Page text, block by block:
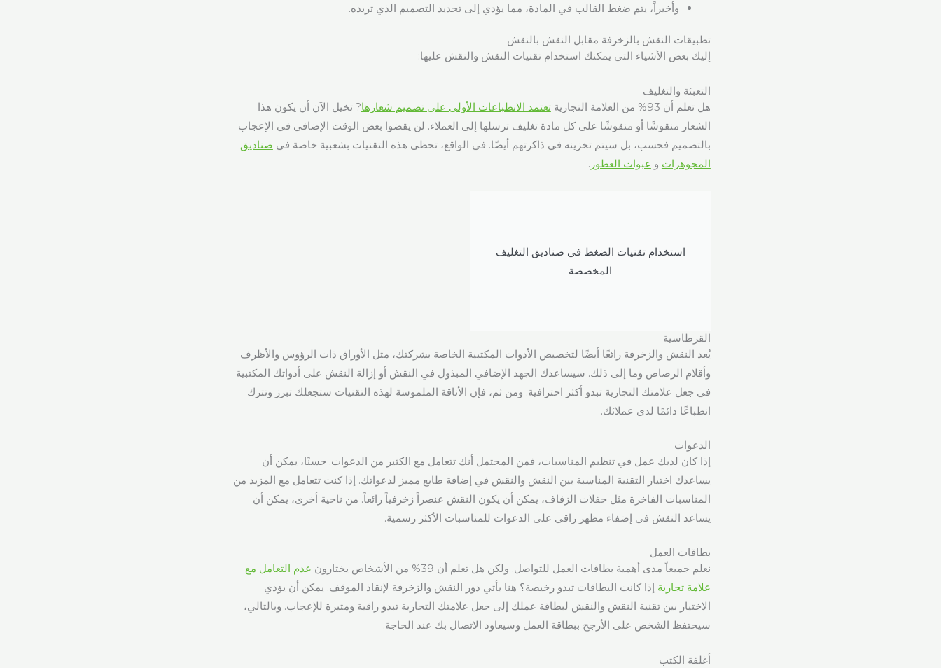
وأخيراً، يتم ضغط القالب في المادة، مما يؤدي إلى تحديد التصميم الذي تريده.
تطبيقات النقش بالزخرفة مقابل النقش بالنقش
إليك بعض الأشياء التي يمكنك استخدام تقنيات النقش والنقش عليها:
التعبئة والتغليف
هل تعلم أن 93% من العلامة التجارية
تعتمد الانطباعات الأولى على تصميم شعارها? تخيل الآن أن يكون هذا
الشعار منقوشًا أو منقوشًا على كل مادة تغليف ترسلها إلى العملاء. لن يقضوا بعض الوقت الإضافي في الإعجاب
بالتصميم فحسب، بل سيتم تخزينه في ذاكرتهم أيضًا. في الواقع، تحظى هذه التقنيات بشعبية خاصة في صناديق
المجوهرات و عبوات العطور .
استخدام تقنيات الضغط في صناديق التغليف
المخصصة
القرطاسية
يُعد النقش والزخرفة رائعًا أيضًا لتخصيص الأدوات المكتبية الخاصة بشركتك، مثل الأوراق ذات الرؤوس والأظرف
وأقلام الرصاص وما إلى ذلك. سيساعدك الجهد الإضافي المبذول في النقش أو إزالة النقش على أدواتك المكتبية
في جعل علامتك التجارية تبدو أكثر احترافية. ومن ثم، فإن الأناقة الملموسة لهذه التقنيات ستجعلك تبرز وتترك
انطباعًا دائمًا لدى عملائك.
الدعوات
إذا كان لديك عمل في تنظيم المناسبات، فمن المحتمل أنك تتعامل مع الكثير من الدعوات. حسنًا، يمكن أن
يساعدك اختيار التقنية المناسبة بين النقش والنقش في إضافة طابع مميز لدعواتك. إذا كنت تتعامل مع المزيد من
المناسبات الفاخرة مثل حفلات الزفاف، يمكن أن يكون النقش عنصراً زخرفياً رائعاً. من ناحية أخرى، يمكن أن
يساعد النقش في إضفاء مظهر راقي على الدعوات للمناسبات الأكثر رسمية.
بطاقات العمل
نعلم جميعاً مدى أهمية بطاقات العمل للتواصل. ولكن هل تعلم أن 39% من الأشخاص يختارون
عدم التعامل مع
علامة تجارية إذا كانت البطاقات تبدو رخيصة؟ هنا يأتي دور النقش والزخرفة لإنقاذ الموقف. يمكن أن يؤدي
الاختيار بين تقنية النقش والنقش لبطاقة عملك إلى جعل علامتك التجارية تبدو راقية ومثيرة للإعجاب. وبالتالي،
سيحتفظ الشخص على الأرجح ببطاقة العمل وسيعاود الاتصال بك عند الحاجة.
أغلفة الكتب